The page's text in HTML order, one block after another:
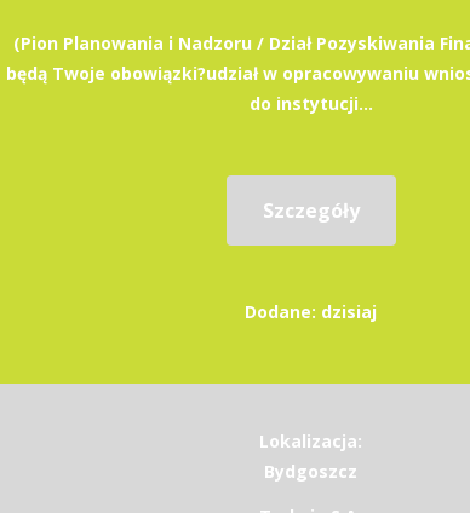
(Pion Planowania i Nadzoru / Dział Pozyskiwania
będą Twoje obowiązki?udział w opracowywaniu
do instytucji...
Szczegóły
Dodane: dzisiaj
Lokalizacja:
Bydgoszcz